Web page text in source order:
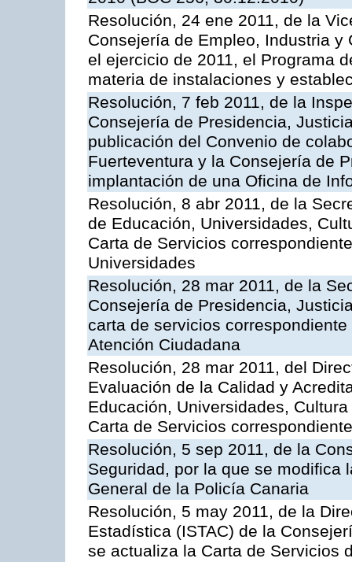
Resolución, 24 ene 2011, de la
Consejería de Empleo, Industria
el ejercicio de 2011, el Programa
materia de instalaciones y
Resolución, 7 feb 2011, de la
Consejería de Presidencia,
publicación del Convenio de
Fuerteventura y la Consejería de
implantación de una Oficina de
Resolución, 8 abr 2011, de la
de Educación, Universidades,
Carta de Servicios
Universidades
Resolución, 28 mar 2011, de la
Consejería de Presidencia,
carta de servicios
Atención Ciudadana
Resolución, 28 mar 2011, del
Evaluación de la Calidad y
Educación, Universidades,
Carta de Servicios
Resolución, 5 sep 2011, de la
Seguridad, por la que se modifica
General de la Policía Canaria
Resolución, 5 may 2011, de la
Estadística (ISTAC) de la
se actualiza la Carta de Servicios